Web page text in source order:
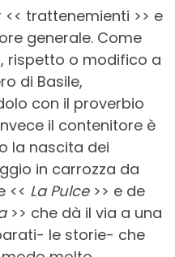
trattenemienti >> e
generale. Come
rispetto o modifico a
di Basile,
con il proverbio
il contenitore è
la nascita dei
in carrozza da
<< La Pulce>> e de
>> che dà il via a una
le storie- che